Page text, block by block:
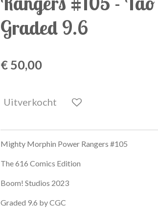
Graded 9.6
€ 50,00
Uitverkocht
Mighty Morphin Power Rangers #105
The 616 Comics Edition
Boom! Studios 2023
Graded 9.6 by CGC